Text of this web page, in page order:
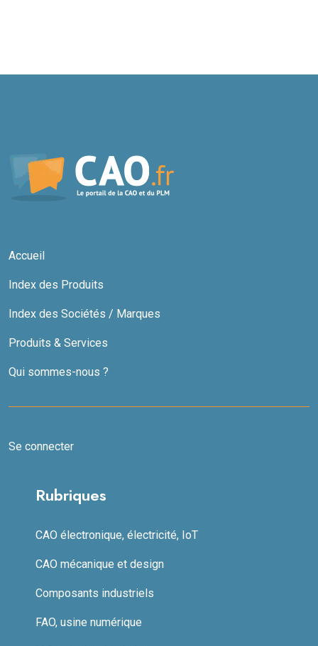
Accueil
Index des Produits
Index des Sociétés / Marques
Produits & Services
Qui sommes-nous ?
Se connecter
Rubriques
CAO électronique, électricité, IoT
CAO mécanique et design
Composants industriels
FAO, usine numérique